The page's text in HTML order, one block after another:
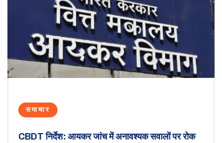
समाचार
CBDT निर्देश: आयकर जांच में अनावश्यक सवालों पर रोक